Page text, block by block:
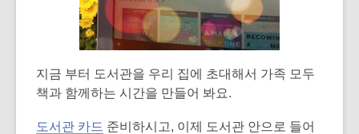
out
of
date.
지금 부터 도서관을 우리 집에 초대해서 가족 모두
책과 함께하는 시간을 만들어 봐요.
도서관 카드 준비하시고, 이제 도서관 안으로 들어